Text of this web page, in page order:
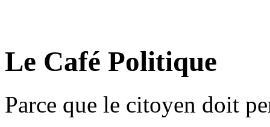
Le Café Politique
Parce que le citoyen doit